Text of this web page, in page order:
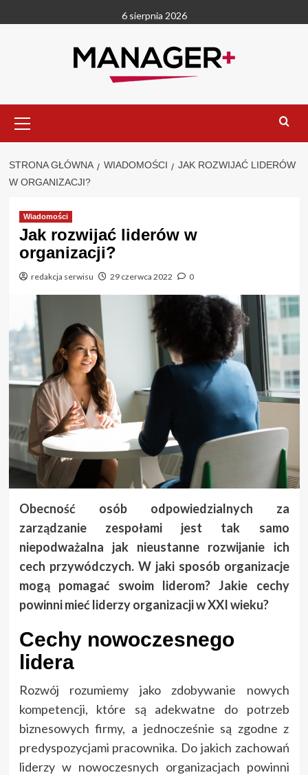
do
6 sierpnia 2026
główne
STRONA GŁÓWNA WIADOMOŚCI
JAK ROZWIJAĆ LIDERÓW
W ORGANIZACJI?
Wiadomości
Jak rozwijać liderów w
organizacji?
redakcja serwisu 29 czerwca 2022 0
Obecność osób odpowiedzialnych za
zarządzanie zespołami jest tak samo
niepodważalna jak nieustanne rozwijanie ich
cech przywódczych. W jaki sposób organizacje
mogą pomagać swoim liderom? Jakie cechy
powinni mieć liderzy organizacji w XXI wieku?
Cechy nowoczesnego
lidera
Rozwój rozumiemy jako zdobywanie nowych
kompetencji, które są adekwatne do potrzeb
biznesowych firmy, a jednocześnie są zgodne z
predyspozycjami pracownika. Do jakich zachowań
liderzy w nowoczesnych organizacjach powinni